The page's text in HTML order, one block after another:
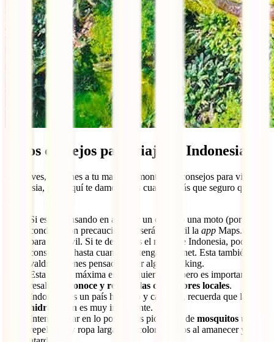
Otros consejos para viajar a Indonesia
Como ves, ya tienes a tu mano un montón de consejos para viajar a
Indonesia, pero aquí te damos unos cuantos más que seguro que te
Si estás pensando en alquilar un coche o una moto (por favor,
conduce con precaución), te será muy útil la app Maps.me
para tu móvil. Si te descargas el mapa de Indonesia, podrás
consultarlo hasta cuando no tengas internet. Esta también te
valdrá si tienes pensado hacer algún trekking.
Esta es una máxima en cualquier viaje, pero es importante
resaltarlo:
conoce y respeta las costumbres locales.
Indonesia es un país húmedo y caluroso, recuerda que la
hidratación es muy importante.
Intenta evitar en lo posible las picaduras de mosquitos usando
repelentes y ropa larga y de colores claros al amanecer y al